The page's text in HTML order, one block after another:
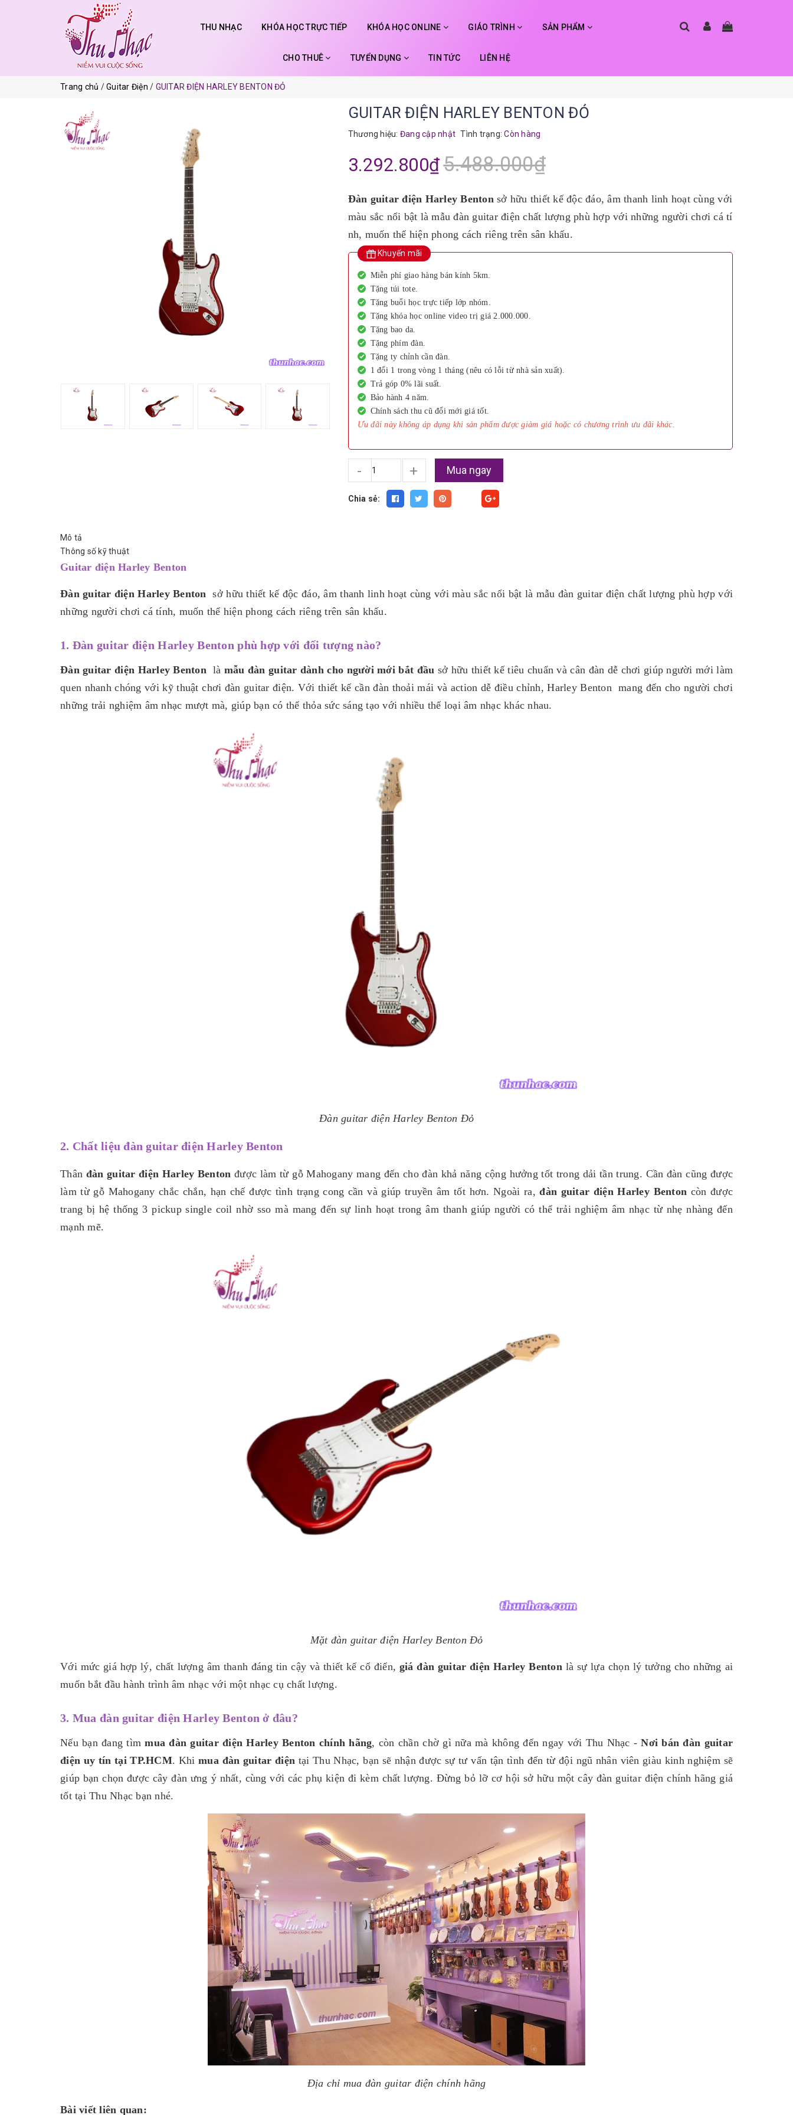
THU NHẠC KHÓA HỌC TRỰC TIẾP KHÓA HỌC ONLINE GIÁO TRÌNH SẢN PHẨM
CHO THUÊ TUYỂN DỤNG TIN TỨC LIÊN HỆ
Trang chủ Guitar Điện GUITAR ĐIỆN HARLEY BENTON ĐỎ
GUITAR ĐIỆN HARLEY BENTON ĐỎ
Thương hiệu: Đang cập nhật Tình trạng:Còn hàng
3.292.800₫5.488.000₫
Đàn guitar điện Harley Benton sở hữu thiết kế độc đáo, âm thanh linh hoạt cùng với
màu sắc nổi bật là mẫu đàn guitar điện chất lượng phù hợp với những người chơi cá tí
nh, muốn thể hiện phong cách riêng trên sân khấu.
Khuyến mãi
Miễn phí giao hàng bán kính 5km.
Tặng túi tote.
Tặng buổi học trực tiếp lớp nhóm.
Tặng khóa học online video trị giá 2.000.000.
Tặng bao da.
Tặng phím đàn.
Tặng ty chỉnh cần đàn.
1 đổi 1 trong vòng 1 tháng (nêu có lỗi từ nhà sản xuất).
Trả góp 0% lãi suất.
Bảo hành 4 năm.
Chính sách thu cũ đổi mới giá tốt.
Ưu đãi này không áp dụng khi sản phẩm được giảm giá hoặc có chương trình ưu đãi khác.
- + Mua ngay
Chia sẻ:
Mô tả
Thông số kỹ thuật
Guitar điện Harley Benton
Đàn guitar điện Harley Benton sở hữu thiết kế độc đáo, âm thanh linh hoạt cùng với màu sắc nổi bật là mẫu đàn guitar điện chất lượng phù hợp với
những người chơi cá tính, muốn thể hiện phong cách riêng trên sân khấu.
1. Đàn guitar điện Harley Benton phù hợp với đối tượng nào?
Đàn guitar điện Harley Benton là mẫu đàn guitar dành cho người mới bắt đầu sở hữu thiết kế tiêu chuẩn và cân đàn dễ chơi giúp người mới làm
quen nhanh chóng với kỹ thuật chơi đàn guitar điện. Với thiết kế cần đàn thoải mái và action dễ điều chỉnh, Harley Benton mang đến cho người chơi
những trải nghiệm âm nhạc mượt mà, giúp bạn có thể thỏa sức sáng tạo với nhiều thể loại âm nhạc khác nhau.
Đàn guitar điện Harley Benton Đỏ
2. Chất liệu đàn guitar điện Harley Benton
Thân đàn guitar điện Harley Benton được làm từ gỗ Mahogany mang đến cho đàn khả năng cộng hưởng tốt trong dải tần trung. Cần đàn cũng được
làm từ gỗ Mahogany chắc chắn, hạn chế được tình trạng cong cần và giúp truyền âm tốt hơn. Ngoài ra,đàn guitar điện Harley Benton còn được
trang bị hệ thống 3 pickup single coil nhờ sso mà mang đến sự linh hoạt trong âm thanh giúp người có thể trải nghiệm âm nhạc từ nhẹ nhàng đến
mạnh mẽ.
Mặt đàn guitar điện Harley Benton Đỏ
Với mức giá hợp lý, chất lượng âm thanh đáng tin cậy và thiết kế cổ điển, giá đàn guitar điện Harley Bentonlà sự lựa chọn lý tưởng cho những ai
muốn bắt đầu hành trình âm nhạc với một nhạc cụ chất lượng.
3. Mua đàn guitar điện Harley Benton ở đâu?
Nếu bạn đang tìmmua đàn guitar điện Harley Benton chính hãng, còn chần chờ gì nữa mà không đến ngay với Thu Nhạc -Nơi bán đàn guitar
điện uy tín tại TP.HCM. Khimua đàn guitar điện tại Thu Nhạc, bạn sẽ nhận được sự tư vấn tận tình đến từ đội ngũ nhân viên giàu kinh nghiệm sẽ
giúp bạn chọn được cây đàn ưng ý nhất, cùng với các phụ kiện đi kèm chất lượng. Đừng bỏ lỡ cơ hội sở hữu một cây đàn guitar điện chính hãng giá
tốt tại Thu Nhạc bạn nhé.
Địa chỉ mua đàn guitar điện chính hãng
Bài viết liên quan: